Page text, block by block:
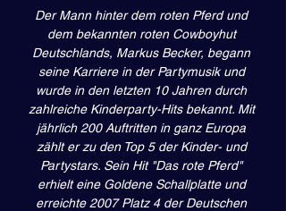
Der Mann hinter dem roten Pferd und
dem bekannten roten Cowboyhut
Deutschlands, Markus Becker, begann
seine Karriere in der Partymusik und
wurde in den letzten 10 Jahren durch
zahlreiche Kinderparty-Hits bekannt. Mit
jährlich 200 Auftritten in ganz Europa
zählt er zu den Top 5 der Kinder- und
Partystars. Sein Hit "Das rote Pferd"
erhielt eine Goldene Schallplatte und
erreichte 2007 Platz 4 der Deutschen